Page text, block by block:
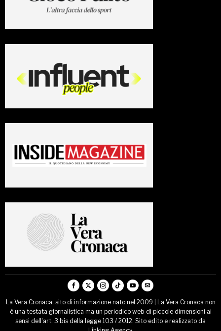
La Vera Cronaca, sito di informazione nato nel 2009 | La Vera Cronaca non
è una testata giornalistica ma un periodico web di piccole dimensioni ai
sensi dell'art. 3 bis della legge 103 / 2012. Sito edito e realizzato da